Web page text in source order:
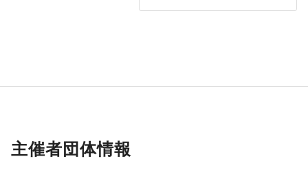
主催者団体情報